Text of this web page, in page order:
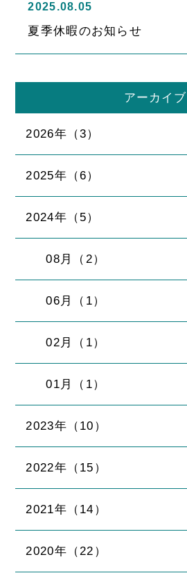
2025.08.05
夏季休暇のお知らせ
アーカイブ
2026年（3）
2025年（6）
2024年（5）
08月（2）
06月（1）
02月（1）
01月（1）
2023年（10）
2022年（15）
2021年（14）
2020年（22）